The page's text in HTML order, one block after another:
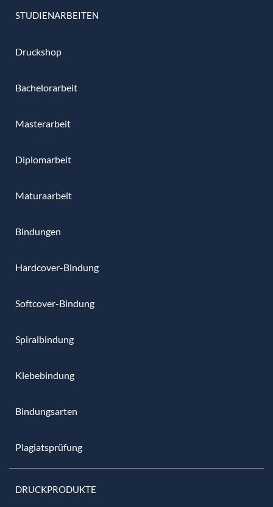
STUDIENARBEITEN
Druckshop
Bachelorarbeit
Masterarbeit
Diplomarbeit
Maturaarbeit
Bindungen
Hardcover-Bindung
Softcover-Bindung
Spiralbindung
Klebebindung
Bindungsarten
Plagiatsprüfung
DRUCKPRODUKTE